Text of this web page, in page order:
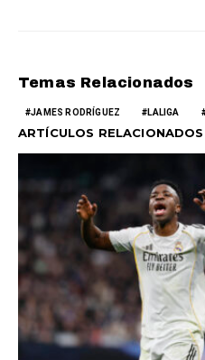
Temas Relacionados
JAMES RODRÍGUEZ LALIGA
ARTÍCULOS RELACIONADOS